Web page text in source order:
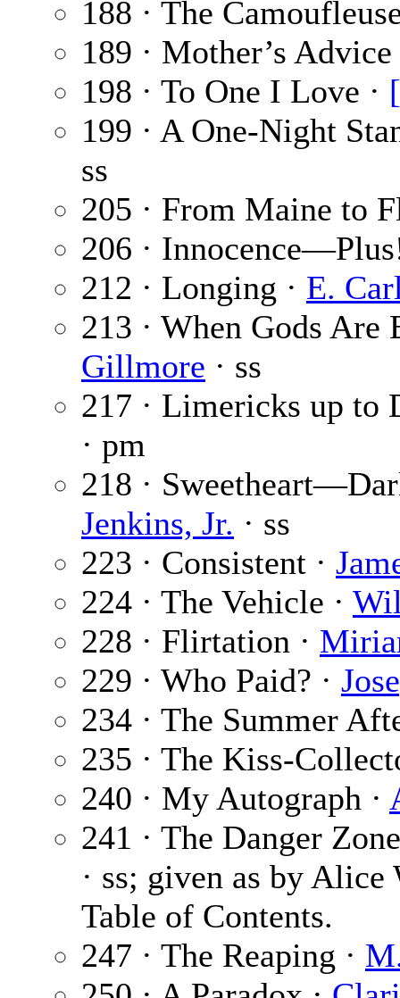
188 · The
189 · Mother’s
198 · To One I Love ·
199 · A One-Night
ss
205 · From Maine to
206 ·
212 · Longing · E.
213 · When Gods Are
Gillmore · ss
217 · Limericks up to
· pm
218 ·
Jenkins, Jr. · ss
223 · Consistent ·
224 · The Vehicle ·
228 · Flirtation ·
229 · Who Paid? ·
234 · The Summer
235 · The Kiss-
240 · My Autograph ·
241 · The Danger
· ss; given as by
Table of Contents.
247 · The Reaping ·